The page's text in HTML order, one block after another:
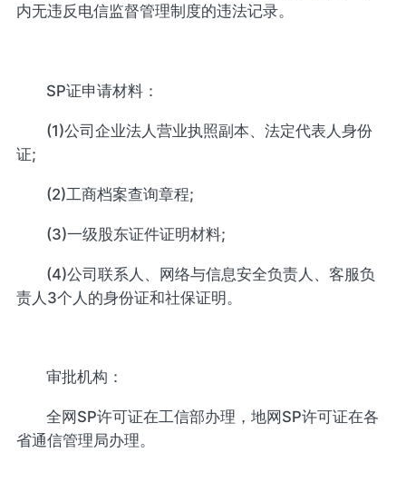
内无违反电信监督管理制度的违法记录。
SP证申请材料：
(1)公司企业法人营业执照副本、法定代表人身份
证;
(2)工商档案查询章程;
(3)一级股东证件证明材料;
(4)公司联系人、网络与信息安全负责人、客服负
责人3个人的身份证和社保证明。
审批机构：
全网SP许可证在工信部办理，地网SP许可证在各
省通信管理局办理。